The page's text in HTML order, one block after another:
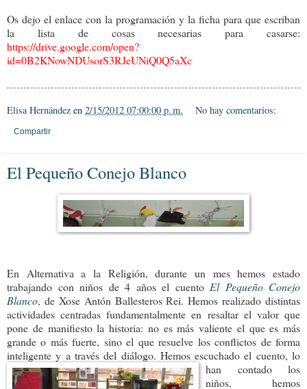
Os dejo el enlace con la programación y la ficha para que escriban
la lista de cosas necesarias para casarse:
https://drive.google.com/open?
id=0B2KNowNDUsorS3RJeUNiQ0Q5aXc
Elisa Hernández en 2/15/2012 07:00:00 p. m. No hay comentarios:
Compartir
El Pequeño Conejo Blanco
En Alternativa a la Religión, durante un mes hemos estado
trabajando con niños de 4 años el cuento El Pequeño Conejo
Blanco, de Xose Antón Ballesteros Rei. Hemos realizado distintas
actividades centradas fundamentalmente en resaltar el valor que
pone de manifiesto la historia: no es más valiente el que es más
grande o más fuerte, sino el que resuelve los conflictos de forma
inteligente y a través del diálogo. Hemos escuchado el cuento, lo
han contado los
niños, hemos